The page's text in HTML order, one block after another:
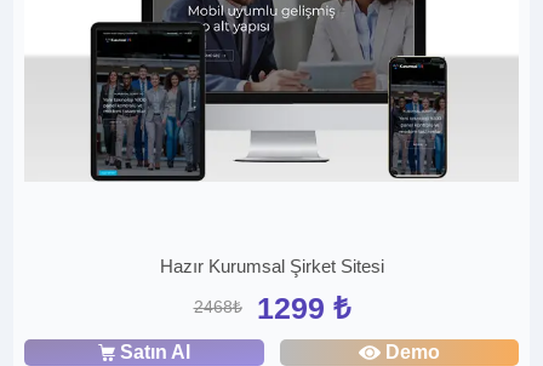
Hazır Kurumsal Şirket Sitesi
2468₺ 1299 ₺
Satın Al Demo